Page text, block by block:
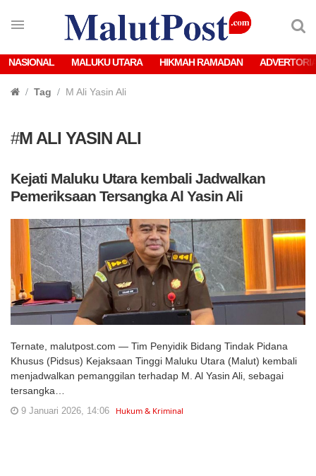
NASIONAL MALUKU UTARA HIKMAH RAMADAN
Tag M Ali Yasin Ali
#M ALI YASIN ALI
Kejati Maluku Utara kembali Jadwalkan
Pemeriksaan Tersangka Al Yasin Ali ‎
Ternate, malutpost.com — Tim Penyidik Bidang Tindak Pidana
Khusus (Pidsus) Kejaksaan Tinggi Maluku Utara (Malut) kembali
menjadwalkan pemanggilan terhadap M. Al Yasin Ali, sebagai
tersangka…
9 Januari 2026, 14:06 Hukum & Kriminal